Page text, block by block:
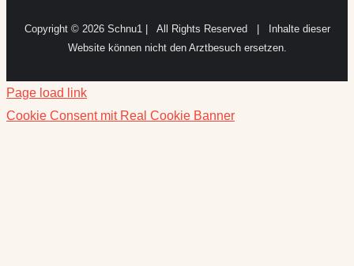
Copyright © 2026 Schnu1 | All Rights Reserved | Inhalte dieser
Website können nicht den Arztbesuch ersetzen.
Page load link
Cookie Consent mit Real Cookie Banner